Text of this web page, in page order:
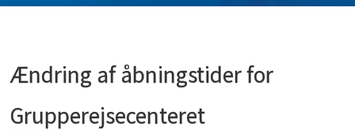
Ændring af åbningstider for
Grupperejsecenteret